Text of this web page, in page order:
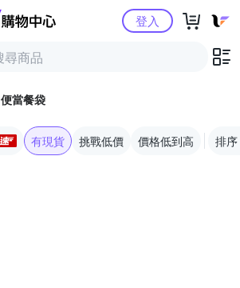
Yahoo購物中心登入
便當餐袋
有現貨 挑戰低價 價格低到高 排序